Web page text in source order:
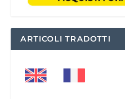
ARTICOLI TRADOTTI